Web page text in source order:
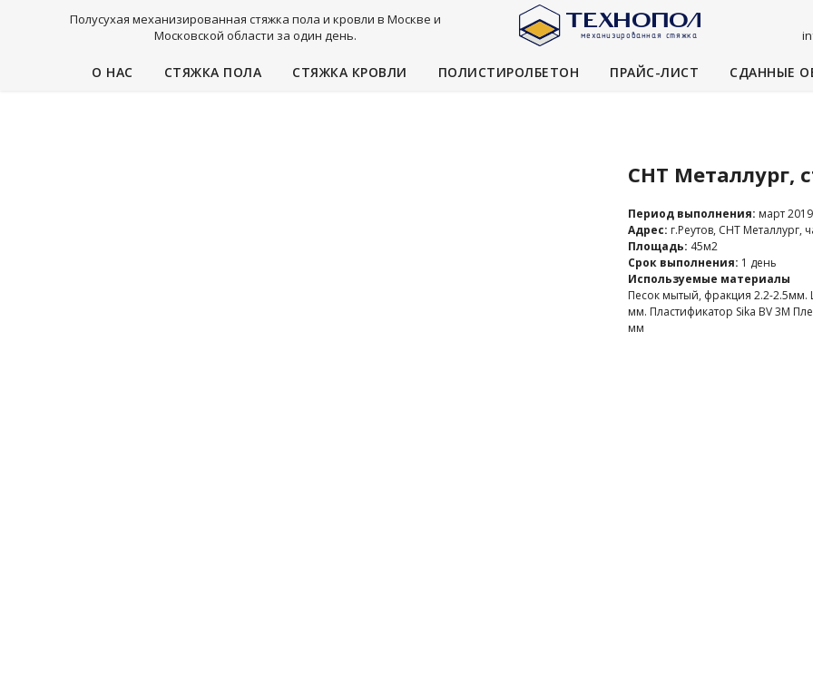
Полусухая механизированная стяжка пола и кровли в Москве и
Московской области за один день.
О НАС СТЯЖКА ПОЛА СТЯЖКА КРОВЛИ ПОЛИСТИРОЛБЕТОН ПРАЙС-ЛИСТ СДАННЫЕ
СНТ Металлург,
Период выполнения: март 2019
Адрес: г.Реутов, СНТ Металлург,
Площадь: 45м2
Срок выполнения: 1 день
Используемые материалы
Песок мытый, фракция 2.2-
мм. Пластификатор Sika BV 3M
мм